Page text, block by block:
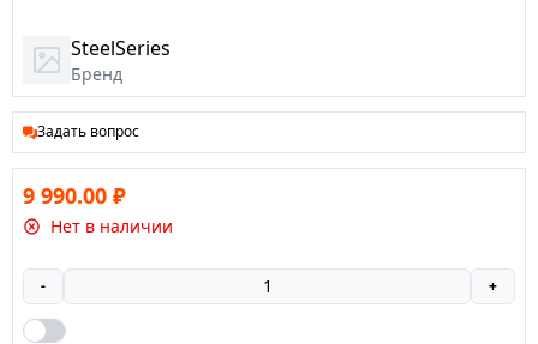
Магнитооптические переключатели
Яркая RGB-подсветка Prism
SteelSeries
Бренд
Задать вопрос
9 990.00 ₽
Нет в наличии
- +